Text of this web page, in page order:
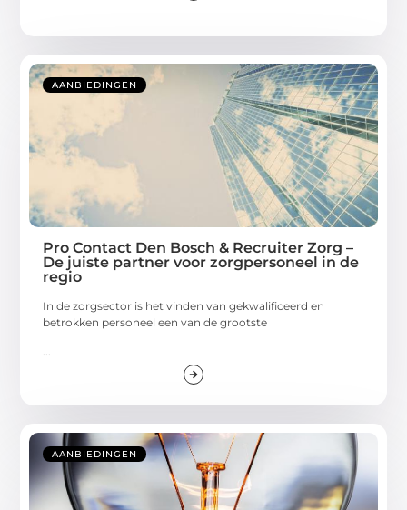
AANBIEDINGEN
Pro Contact Den Bosch & Recruiter Zorg –
De juiste partner voor zorgpersoneel in de
regio
In de zorgsector is het vinden van gekwalificeerd en
betrokken personeel een van de grootste
...
AANBIEDINGEN